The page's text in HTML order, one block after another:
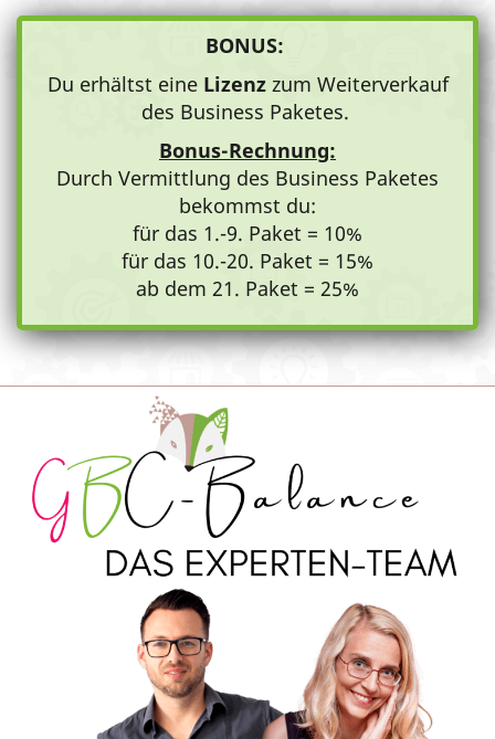
BONUS:
Du erhältst eine Lizenzzum Weiterverkauf
des Business Paketes.
Bonus-Rechnung:
Durch Vermittlung des Business Paketes
bekommst du:
für das 1.-9. Paket = 10%
für das 10.-20. Paket = 15%
ab dem 21. Paket = 25%